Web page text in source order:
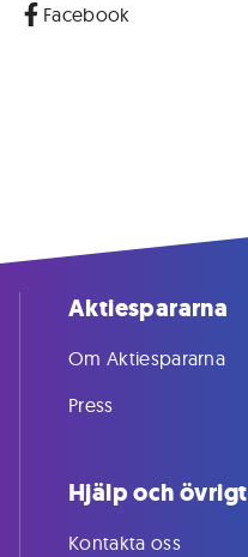
Facebook
Aktiespararna
Om Aktiespararna
Press
Hjälp och övrigt
Kontakta oss